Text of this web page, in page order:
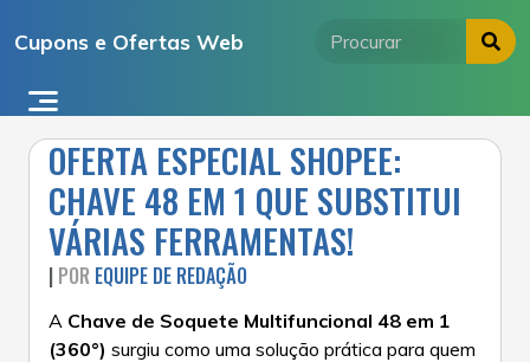
para
conteúdo
Cupons e Ofertas Web
OFERTA ESPECIAL SHOPEE:
CHAVE 48 EM 1 QUE SUBSTITUI
VÁRIAS FERRAMENTAS!
| POR EQUIPE DE REDAÇÃO
A Chave de Soquete Multifuncional 48 em 1
(360°) surgiu como uma solução prática para quem